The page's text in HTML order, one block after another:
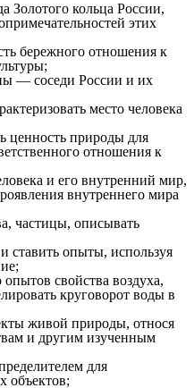
Золотого кольца России,
этих
бережного отношения к
— соседи России и их
место человека
ценность природы для
отношения к
и его внутренний мир,
внутреннего мира
частицы, описывать
ставить опыты, используя
свойства воздуха,
круговорот воды в
живой природы, относя
и другим изученным
для
объектов;